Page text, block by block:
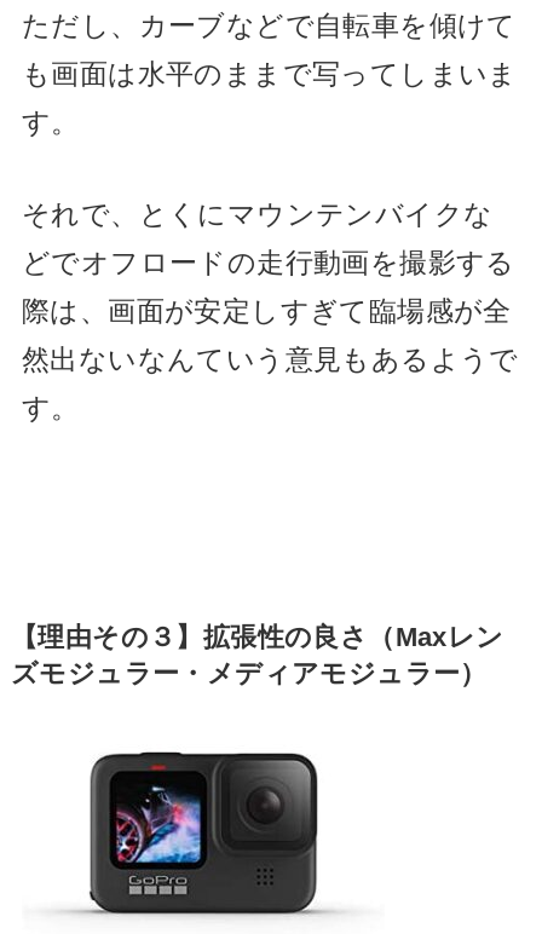
ただし、カーブなどで自転車を傾けて
も画面は水平のままで写ってしまいま
す。
それで、
とくにマウンテンバイクな
どでオフロードの走行動画を撮影する
際は、画面が安定しすぎて臨場感が全
然出ないなんていう意見もあるようで
す。
【理由その３】拡張性の良さ（Maxレン
ズモジュラー・メディアモジュラー）